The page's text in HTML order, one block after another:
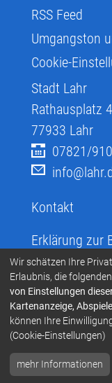
RSS Feed
Umgangston
Cookie-
Stadt Lahr
Rathausplatz 4
77933 Lahr
07821/
Kontakt
Erklärung zur
Infos zur
Infos in
Infos zur
Übersetzen
Wir schätzen Ihre
Erlaubnis, die
von Einstellungen
Kartenanzeige,
können Ihre
(Cookie-Einstellungen)
mehr Informationen